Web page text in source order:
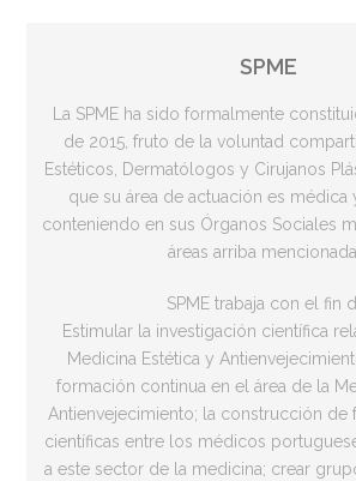
SPME
La SPME ha sido formalmente
de 2015, fruto de la voluntad
Estéticos, Dermatólogos y Cirujanos
que su área de actuación es médica
conteniendo en sus Órganos Sociales
áreas arriba
SPME trabaja con el fin
Estimular la investigación científica
Medicina Estética y
formación continua en el área de la
Antienvejecimiento; la construcción de
científicas entre los médicos
a este sector de la medicina; crear